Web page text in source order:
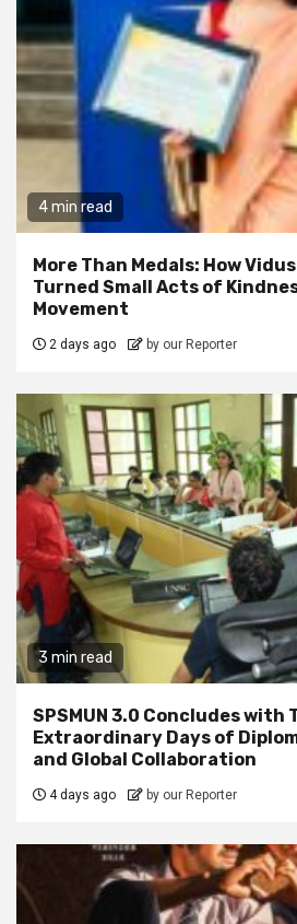
4 min read
More Than Medals: How
Turned Small Acts of
Movement
2 days ago by our Reporter
3 min read
SPSMUN 3.0 Concludes with
Extraordinary Days of
and Global Collaboration
4 days ago by our Reporter